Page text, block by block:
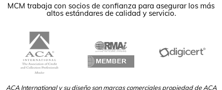
MCM trabaja con socios de confianza para asegurar los más
altos estándares de calidad y servicio.
ACA International y su diseño son marcas comerciales propiedad de ACA